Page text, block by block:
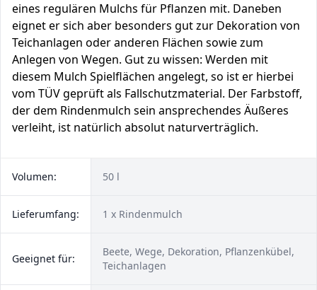
eines regulären Mulchs für Pflanzen mit. Daneben
eignet er sich aber besonders gut zur Dekoration von
Teichanlagen oder anderen Flächen sowie zum
Anlegen von Wegen. Gut zu wissen: Werden mit
diesem Mulch Spielflächen angelegt, so ist er hierbei
vom TÜV geprüft als Fallschutzmaterial. Der Farbstoff,
der dem Rindenmulch sein ansprechendes Äußeres
verleiht, ist natürlich absolut naturverträglich.
Volumen: 50 l
Lieferumfang: 1 x Rindenmulch
Geeignet für:
Beete, Wege, Dekoration, Pflanzenkübel,
Teichanlagen